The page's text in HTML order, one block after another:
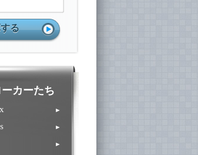
ーカーたち
►
►
►